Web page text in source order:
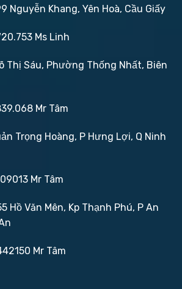
Nguyễn Khang, Yên Hoà, Cầu Giấy
Ms Linh
Thị Sáu, Phường Thống Nhất, Biên
Mr Tâm
Trọng Hoàng, P Hưng Lợi, Q Ninh
Mr Tâm
Hồ Văn Mên, Kp Thạnh Phú, P An
Mr Tâm